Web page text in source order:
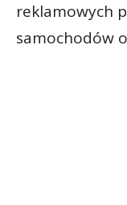
reklamowych
samochodów